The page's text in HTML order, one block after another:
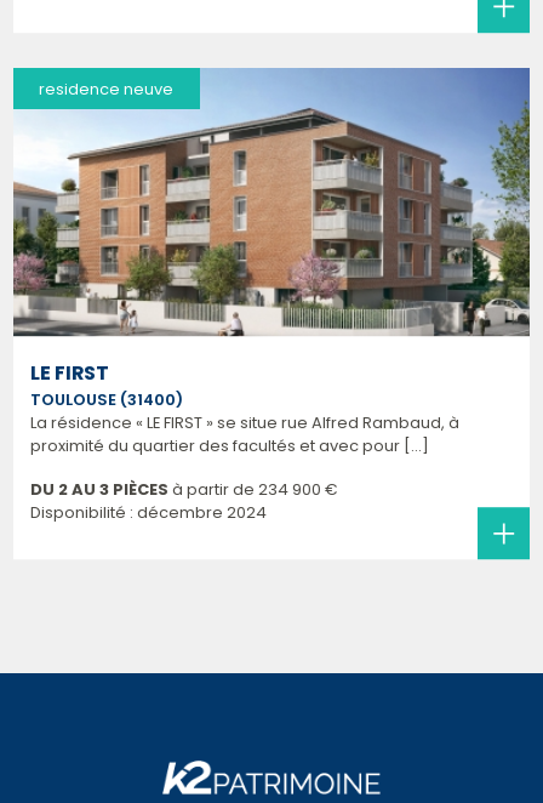
residence neuve
LE FIRST
TOULOUSE (31400)
La résidence « LE FIRST » se situe rue Alfred Rambaud, à
proximité du quartier des facultés et avec pour [...]
DU 2 AU 3 PIÈCES à partir de 234 900 €
Disponibilité : décembre 2024